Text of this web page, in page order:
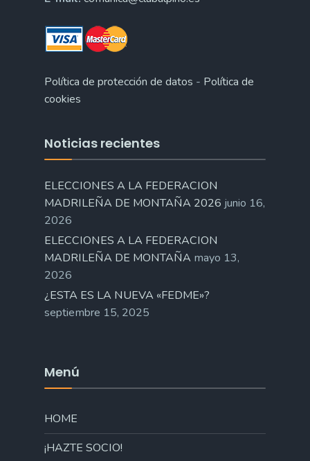
Política de protección de datos - Política de
cookies
Noticias recientes
ELECCIONES A LA FEDERACION
MADRILEÑA DE MONTAÑA 2026 junio 16,
2026
ELECCIONES A LA FEDERACION
MADRILEÑA DE MONTAÑA mayo 13,
2026
¿ESTA ES LA NUEVA «FEDME»?
septiembre 15, 2025
Menú
HOME
¡HAZTE SOCIO!